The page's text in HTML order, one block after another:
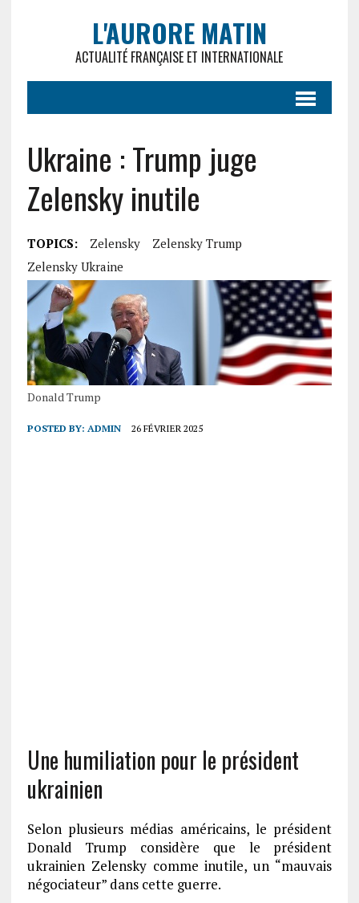
L'AURORE MATIN
ACTUALITÉ FRANÇAISE ET INTERNATIONALE
Ukraine : Trump juge
Zelensky inutile
TOPICS: Zelensky
Zelensky Trump
Zelensky Ukraine
Donald Trump
POSTED BY: ADMIN 26 FÉVRIER 2025
Une humiliation pour le président
ukrainien
Selon plusieurs médias américains, le président
Donald Trump considère que le président
ukrainien Zelensky comme inutile, un “mauvais
négociateur” dans cette guerre.